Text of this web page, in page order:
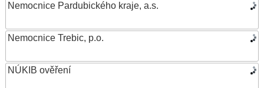
Nemocnice Pardubického kraje, a.s.
Nemocnice Trebic, p.o.
NÚKIB ověření